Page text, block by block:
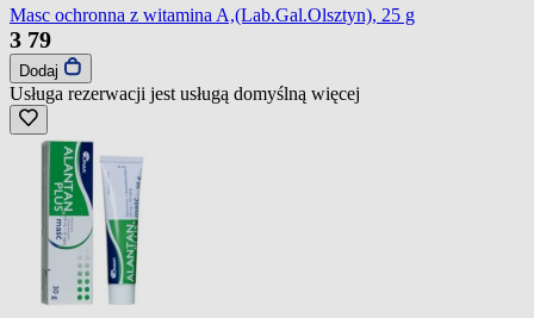
Masc ochronna z witamina A,(Lab.Gal.Olsztyn), 25 g
3 79
Dodaj
Usługa rezerwacji jest usługą domyślną więcej